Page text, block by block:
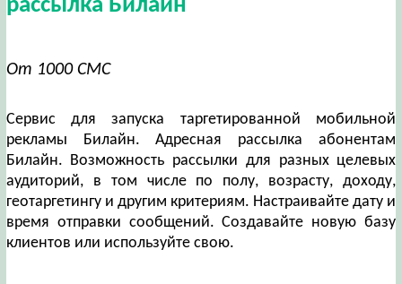
рассылка Билайн
От 1000 СМС
Сервис для запуска таргетированной мобильной
рекламы Билайн. Адресная рассылка абонентам
Билайн. Возможность рассылки для разных целевых
аудиторий, в том числе по полу, возрасту, доходу,
геотаргетингу и другим критериям. Настраивайте дату и
время отправки сообщений. Создавайте новую базу
клиентов или используйте свою.